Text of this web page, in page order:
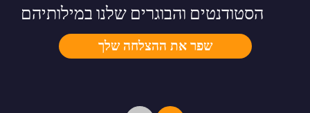
שפר את ההצלחה שלך
הסטודנטים והבוגרים שלנו במילותיהם